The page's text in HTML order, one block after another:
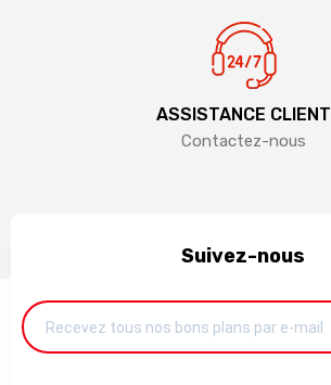
ASSISTANCE CLIENT
Contactez-nous
Suivez-nous